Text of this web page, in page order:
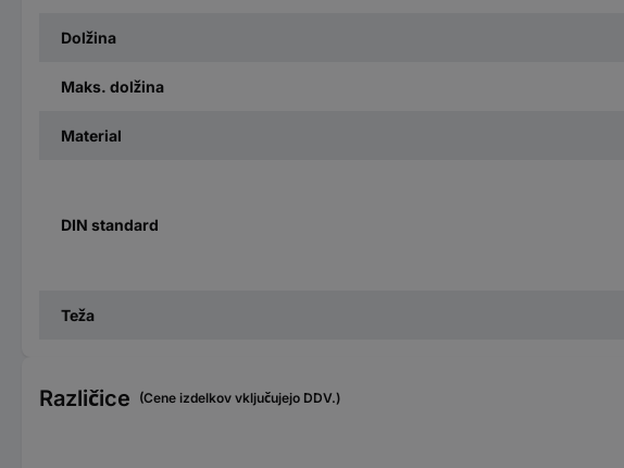
Dolžina
Maks. dolžina
Material
DIN standard
Teža
Različice (Cene izdelkov vključujejo DDV.)